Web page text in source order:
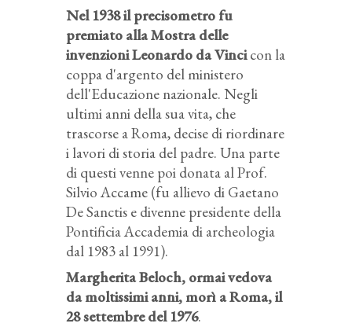
Nel 1938 il precisometro fu
premiato alla Mostra delle
invenzioni Leonardo da Vincicon la
coppa d'argento del ministero
dell'Educazione nazionale. Negli
ultimi anni della sua vita, che
trascorse a Roma, decise di riordinare
i lavori di storia del padre. Una parte
di questi venne poi donata al Prof.
Silvio Accame (fu allievo di Gaetano
De Sanctis e divenne presidente della
Pontificia Accademia di archeologia
dal 1983 al 1991).
Margherita Beloch, ormai vedova
da moltissimi anni, morì a Roma, il
28 settembre del 1976.